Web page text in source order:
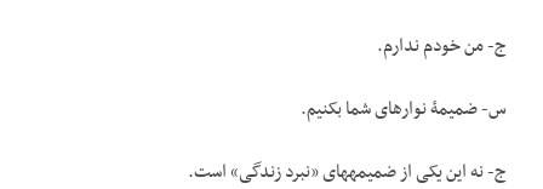
ج- من خودم ندارم.
س- ضمیمۀ نوارهای شما بکنیم.
ج- نه این یکی از ضمیمه­های «نبرد زندگی» است.